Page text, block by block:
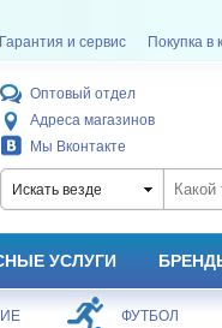
Гарантия и сервис Покупка в
Оптовый отдел
Адреса магазинов
Мы Вконтакте
Искать везде
УСЛУГИ
ФУТБОЛ